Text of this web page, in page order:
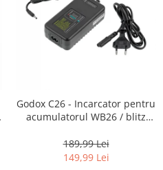
Godox C26 - Incarcator pentru
acumulatorul WB26 / blitz
189,99 Lei
149,99 Lei